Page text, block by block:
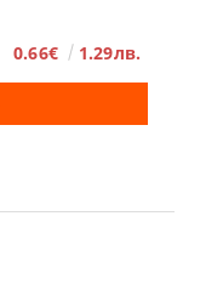
0.66€ 1.29лв.